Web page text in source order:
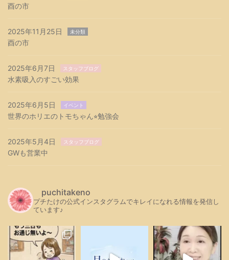
酉の市
2025年11月25日 未分類
酉の市
2025年6月7日 スタッフブログ
水素吸入のすごい効果
2025年6月5日 イベント
世界のホリエのトモちゃん⭐︎勉強会
2025年5月4日 スタッフブログ
GWも営業中
puchitakeno
プチたけの公式インスタグラムでキレイになれる情報を発信し
ています♪